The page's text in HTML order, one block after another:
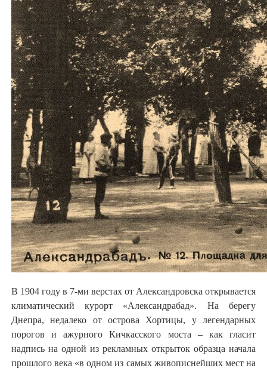
В 1904 году в 7-ми верстах от Александровска открывается
климатический курорт «Александрабад». На берегу
Днепра, недалеко от острова Хортицы, у легендарных
порогов и ажурного Кичкасского моста – как гласит
надпись на одной из рекламных открыток образца начала
прошлого века «в одном из самых живописнейших мест на